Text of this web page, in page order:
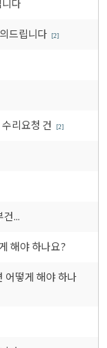
다
드립니다 [2]
리요청 건 [2]
...
해야 하나요?
어떻게 해야 하나